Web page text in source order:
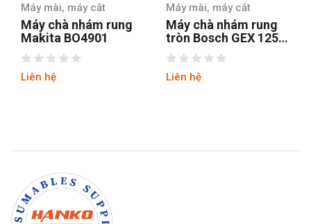
Máy mài, máy cắt
Máy chà nhám rung
tròn Bosch GEX 125-1
AE
Liên hệ
Máy mài, máy cắt
Máy chà nhám
Stanley SSS310-B1
Liên hệ